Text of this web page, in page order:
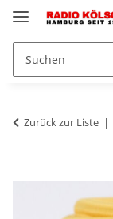
Zurück zur Liste